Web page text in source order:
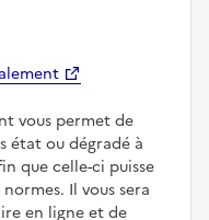
vous permet de
état ou dégradé à
que celle-ci puisse
Il vous sera
en ligne et de